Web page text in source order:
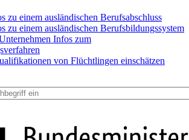
zu einem ausländischen Berufsabschluss
zu einem ausländischen Berufsbildungssystem
Infos zum
von Flüchtlingen einschätzen